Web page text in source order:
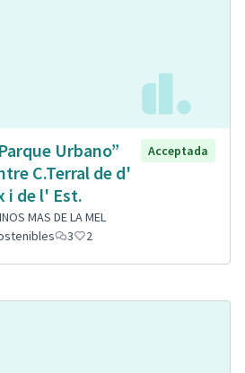
Urbano”
C.Terral de d'
i de l' Est.
Acceptada
MAS DE LA MEL
3 2